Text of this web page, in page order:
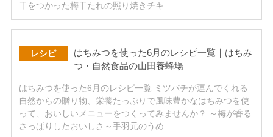
干をつかった梅干たれの照り焼きチキ
レシピ
はちみつを使った6月のレシピ一覧｜はちみ
つ・自然食品の山田養蜂場
はちみつを使った6月のレシピ一覧 ミツバチが運んでくれる
自然からの贈り物、栄養たっぷりで風味豊かなはちみつを使
って、おいしいメニューをつくってみませんか？ ～梅が香る
さっぱりしたおいしさ～手羽元のうめ